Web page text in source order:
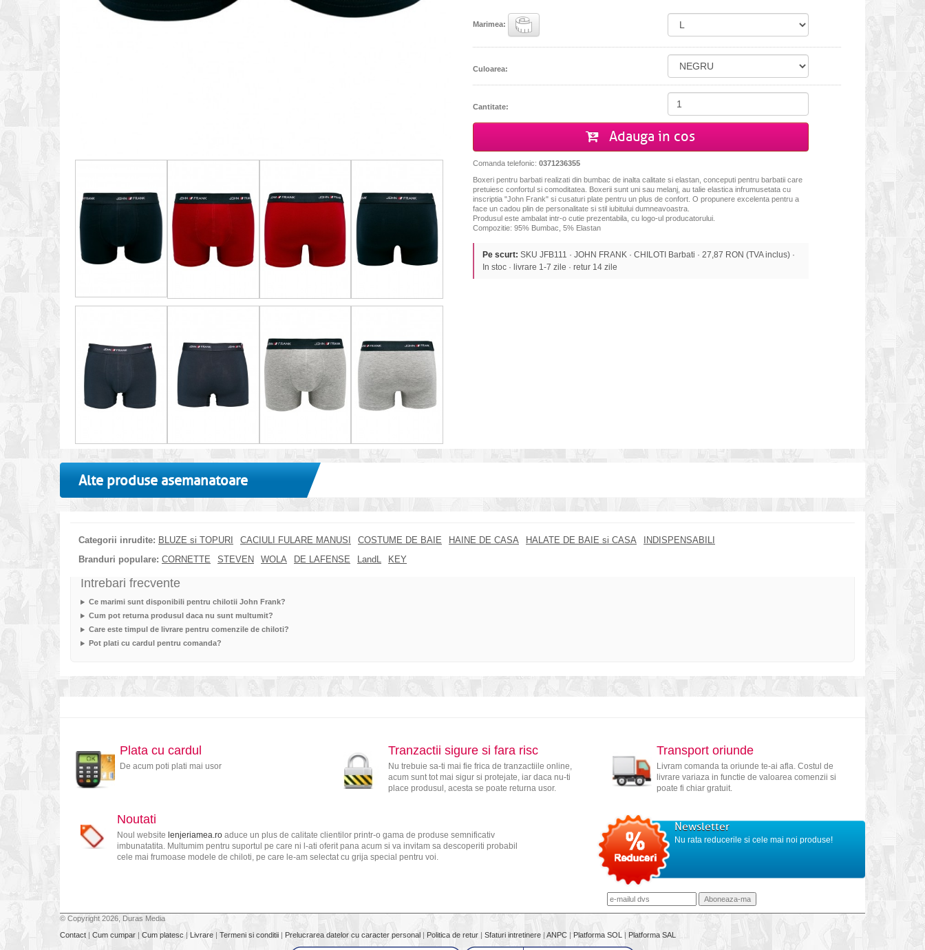
Marimea:
Culoarea:
Cantitate:
Adauga in cos
Comanda telefonic: 0371236355
Boxeri pentru barbati realizati din bumbac de inalta calitate si elastan, conceputi pentru barbatii care
pretuiesc confortul si comoditatea. Boxerii sunt uni sau melanj, au talie elastica infrumusetata cu
inscriptia "John Frank" si cusaturi plate pentru un plus de confort. O propunere excelenta pentru a
face un cadou plin de personalitate si stil iubitului dumneavoastra.
Produsul este ambalat intr-o cutie prezentabila, cu logo-ul producatorului.
Compozitie: 95% Bumbac, 5% Elastan
Pe scurt: SKU JFB111 · JOHN FRANK · CHILOTI Barbati · 27,87 RON (TVA inclus) ·
In stoc · livrare 1-7 zile · retur 14 zile
Alte produse asemanatoare
Categorii inrudite: BLUZE si TOPURI CACIULI FULARE MANUSI COSTUME DE BAIE HAINE DE CASA HALATE DE BAIE si CASA
INDISPENSABILI
Branduri populare: CORNETTE STEVEN WOLA DE LAFENSE LandL KEY
Intrebari frecvente
Ce marimi sunt disponibili pentru chilotii John Frank?
Cum pot returna produsul daca nu sunt multumit?
Care este timpul de livrare pentru comenzile de chiloti?
Pot plati cu cardul pentru comanda?
Plata cu cardul
De acum poti plati mai usor
Tranzactii sigure si fara risc
Nu trebuie sa-ti mai fie frica de tranzactiile online,
acum sunt tot mai sigur si protejate, iar daca nu-ti
place produsul, acesta se poate returna usor.
Transport oriunde
Livram comanda ta oriunde te-ai afla. Costul de
livrare variaza in functie de valoarea comenzii si
poate fi chiar gratuit.
Noutati
Noul website lenjeriamea.roaduce un plus de calitate clientilor printr-o gama de produse semnificativ
imbunatatita. Multumim pentru suportul pe care ni l-ati oferit pana acum si va invitam sa descoperiti probabil
cele mai frumoase modele de chiloti, pe care le-am selectat cu grija special pentru voi.
Newsletter
Nu rata reducerile si cele mai noi produse!
© Copyright 2026, Duras Media
Contact | Cum cumpar | Cum platesc | Livrare | Termeni si conditii | Prelucrarea datelor cu caracter personal | Politica de retur | Sfaturi intretinere | ANPC | Platforma SOL | Platforma SAL